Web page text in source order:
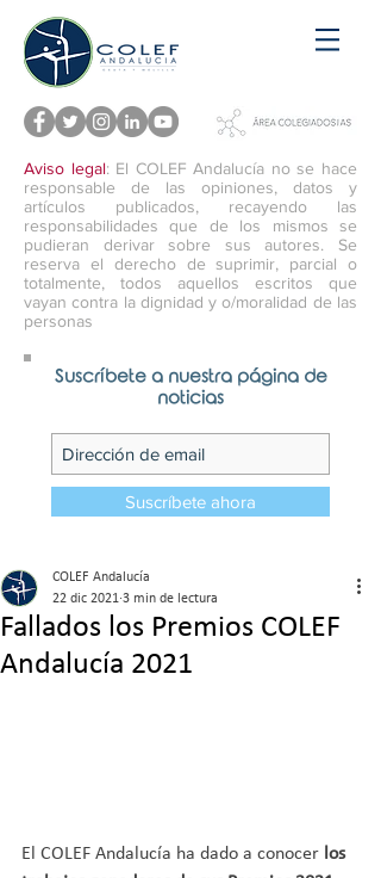
Aviso legal: El COLEF Andalucía no se hace
responsable de las opiniones, datos y
artículos publicados, recayendo las
responsabilidades que de los mismos se
pudieran derivar sobre sus autores. Se
reserva el derecho de suprimir, parcial o
totalmente, todos aquellos escritos que
vayan contra la dignidad y o/moralidad de las
personas
Suscríbete a nuestra página de
noticias
Suscríbete ahora
Fallados los Premios COLEF
Andalucía 2021
COLEF Andalucía
22 dic 2021 3 min de lectura
El COLEF Andalucía ha dado a conocer los